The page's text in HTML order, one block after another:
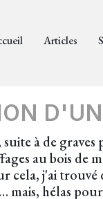
Articles
à de graves
au bois de
cela, j'ai
mais, hélas